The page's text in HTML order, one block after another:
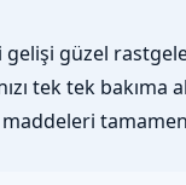
güzel
tek tek bakıma